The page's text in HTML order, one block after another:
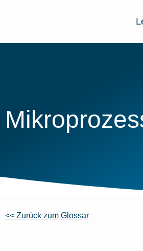
<< Zurück zum Glossar